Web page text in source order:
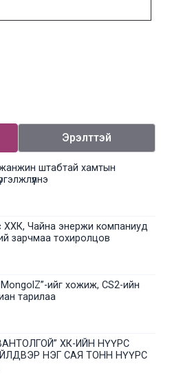
Эрэлттэй
жанжин штабтай хамтын
ХХК, Чайна энержи компаниуд
зарчмаа тохиролцов
MongolZ”-ийг хожиж, CS2-ийн
тарилаа
ХК-ИЙН НҮҮРС
НЭГ САЯ ТОНН НҮҮРС